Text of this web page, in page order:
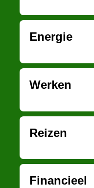
Energie
Werken
Reizen
Financieel